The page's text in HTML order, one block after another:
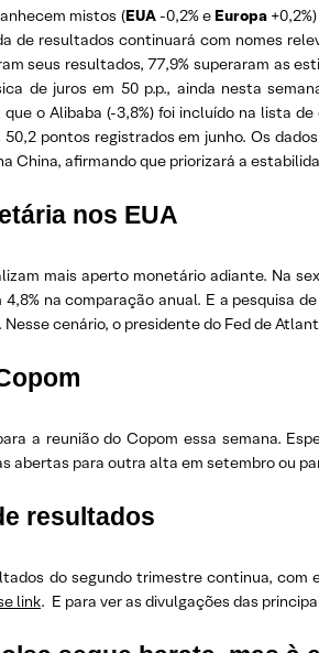
mistos (EUA -0,2% e Europa
de resultados continuará com nomes
seus resultados, 77,9% superaram as
de juros em 50 p.p., ainda nesta
que o Alibaba (-3,8%) foi incluído na lista
pontos registrados em junho. Os
China, afirmando que priorizará a
nos EUA
mais aperto monetário adiante. Na
na comparação anual. E a pesquisa
Nesse cenário, o presidente do Fed de
a reunião do Copom essa semana.
abertas para outra alta em setembro ou
resultados
do segundo trimestre continua, com
link. E para ver as divulgações das